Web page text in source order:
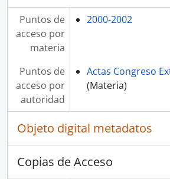
Puntos de
acceso por
materia
2000-2002
Puntos de
acceso por
autoridad
Actas Congreso
(Materia)
Objeto digital metadatos
Copias de Acceso